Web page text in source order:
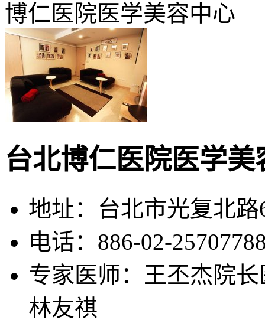
博仁医院医学美容中心
台北博仁医院医学美
地址：台北市光复北路
电话：886-02-
专家医师：王丕杰院
林友祺